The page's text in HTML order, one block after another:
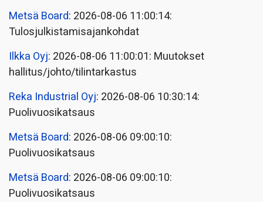
Metsä Board: 2026-08-06 11:00:14:
Tulosjulkistamisajankohdat
Ilkka Oyj: 2026-08-06 11:00:01: Muutokset
hallitus/johto/tilintarkastus
Reka Industrial Oyj: 2026-08-06 10:30:14:
Puolivuosikatsaus
Metsä Board: 2026-08-06 09:00:10:
Puolivuosikatsaus
Metsä Board: 2026-08-06 09:00:10:
Puolivuosikatsaus